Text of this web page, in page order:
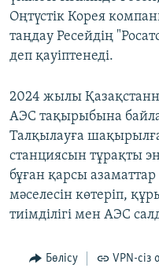
Оңтүстік Корея
таңдау Ресейдің
деп қауіптенеді.
2024 жылы
АЭС тақырыбына
Талқылауға
станциясын тұрақты
бұған қарсы азаматтар
мәселесін көтеріп,
тиімділігі мен АЭС
Бөлісу VPN-сіз